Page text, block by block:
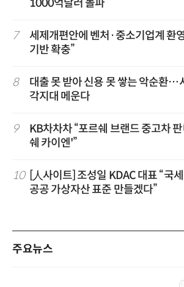
1000억달러 돌파
7
세제개편안에 벤처·중소기업계 환
기반 확충”
8
대출 못 받아 신용 못 쌓는 악순환…
각지대 메운다
9
KB차차차 “포르쉐 브랜드 중고차
쉐 카이엔'”
10
[人사이트] 조성일 KDAC 대표 “국
공공 가상자산 표준 만들겠다”
주요뉴스